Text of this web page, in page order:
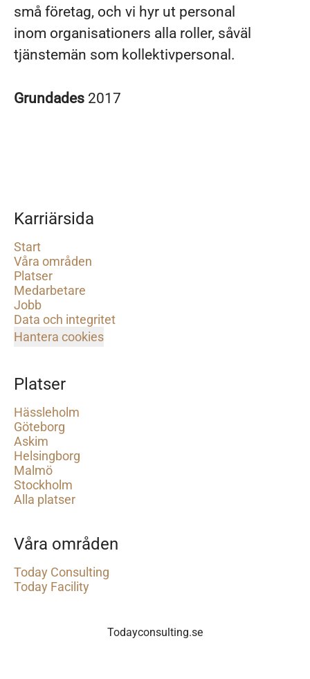
små företag, och vi hyr ut personal
inom organisationers alla roller, såväl
tjänstemän som kollektivpersonal.
Grundades 2017
Karriärsida
Start
Våra områden
Platser
Medarbetare
Jobb
Data och integritet
Hantera cookies
Platser
Hässleholm
Göteborg
Askim
Helsingborg
Malmö
Stockholm
Alla platser
Våra områden
Today Consulting
Today Facility
Todayconsulting.se